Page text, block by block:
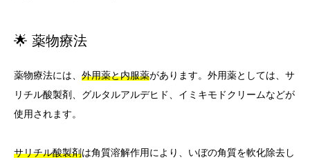
🌟 薬物療法
薬物療法には、 外用薬と内服薬があります。外用薬としては、サ
リチル酸製剤、グルタルアルデヒド、イミキモドクリームなどが
使用されます。
サリチル酸製剤は角質溶解作用により、いぼの角質を軟化除去し